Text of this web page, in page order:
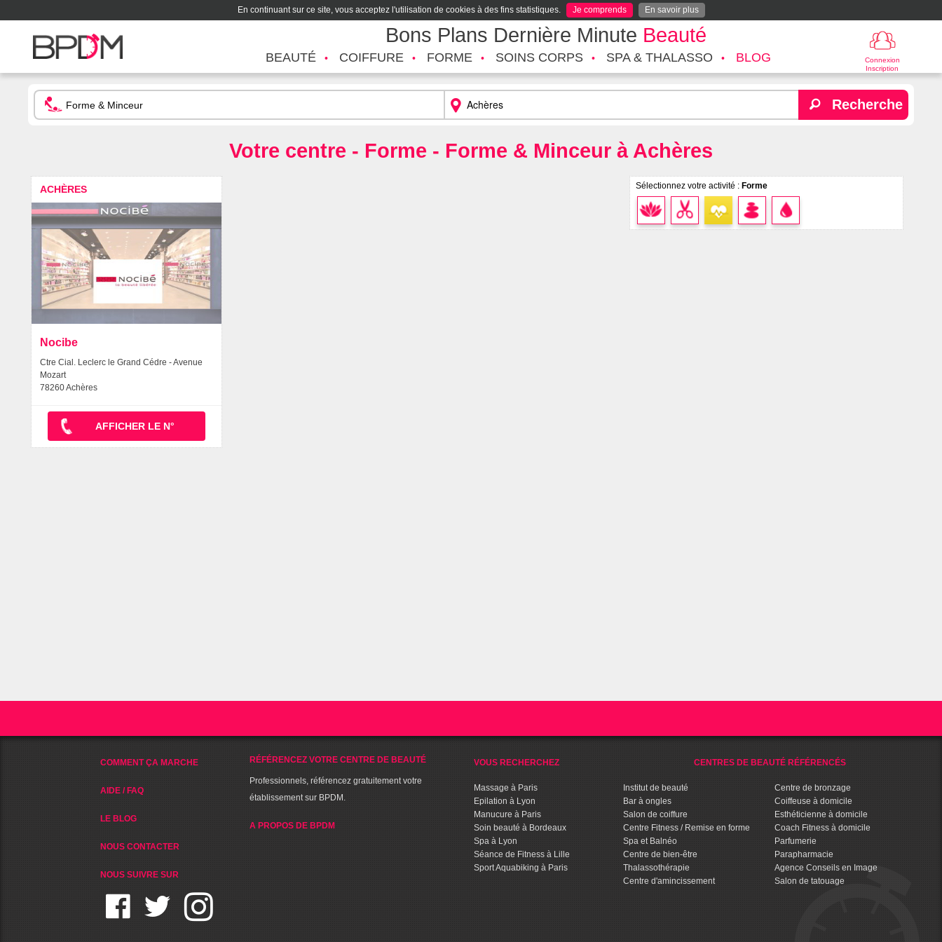
En continuant sur ce site, vous acceptez l'utilisation de cookies à des fins statistiques. Je comprends En savoir plus
Bons Plans Dernière Minute Beauté
Connexion
Inscription
BEAUTÉ COIFFURE FORME SOINS CORPS SPA & THALASSO BLOG
Recherche
Votre centre - Forme - Forme & Minceur à Achères
Sélectionnez votre activité : Forme
ACHÈRES
Nocibe
Ctre Cial. Leclerc le Grand Cédre - Avenue
Mozart
78260 Achères
AFFICHER LE N°
COMMENT ÇA MARCHE
AIDE / FAQ
LE BLOG
NOUS CONTACTER
NOUS SUIVRE SUR
RÉFÉRENCEZ VOTRE CENTRE DE BEAUTÉ
Professionnels, référencez gratuitement votre
établissement sur BPDM.
A PROPOS DE BPDM
VOUS RECHERCHEZ
Massage à Paris
Epilation à Lyon
Manucure à Paris
Soin beauté à Bordeaux
Spa à Lyon
Séance de Fitness à Lille
Sport Aquabiking à Paris
CENTRES DE BEAUTÉ RÉFÉRENCÉS
Institut de beauté
Bar à ongles
Salon de coiffure
Centre Fitness / Remise en forme
Spa et Balnéo
Centre de bien-être
Thalassothérapie
Centre d'amincissement
Centre de bronzage
Coiffeuse à domicile
Esthéticienne à domicile
Coach Fitness à domicile
Parfumerie
Parapharmacie
Agence Conseils en Image
Salon de tatouage